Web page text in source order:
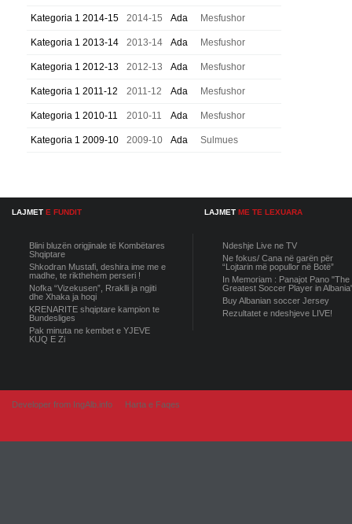
Kategoria 1 2014-15 2014-15 Ada Mesfushor
Kategoria 1 2013-14 2013-14 Ada Mesfushor
Kategoria 1 2012-13 2012-13 Ada Mesfushor
Kategoria 1 2011-12 2011-12 Ada Mesfushor
Kategoria 1 2010-11 2010-11 Ada Mesfushor
Kategoria 1 2009-10 2009-10 Ada Sulmues
LAJMET E FUNDIT
Blini bluzën origjinale të Kombëtares
Shqiptare
Shkodran Mustafi, deshira ime me e
madhe, te rikthehem perseri !
Nofka “Vizekusen”, Rraklli ja ngjiti
dhe Xhaka ja hoqi
KRENARITE shqiptare kampion te
Bundesliges
Pak minuta ne kembet e YJEVE
KUQ E Zi
LAJMET ME TE LEXUARA
Ndeshje Live ne TV
Ne fokus/ Cana në garën për
“Lojtarin më popullor në Botë”
In Memoriam : Panajot Pano "The
Greatest Soccer Player in
Buy Albanian soccer Jersey
Rezultatet e ndeshjeve LIVE!
Developer from IngAlb.info Harta e Faqes